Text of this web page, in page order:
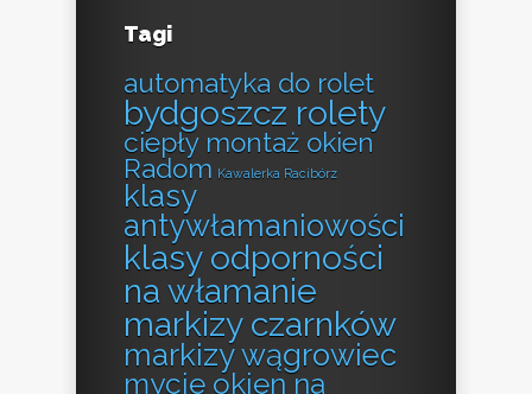
Tagi
automatyka do rolet
bydgoszcz rolety
ciepły montaż okien
Radom Kawalerka Racibórz
klasy
antywłamaniowości
klasy odporności
na włamanie
markizy czarnków
markizy wągrowiec
mycie okien na